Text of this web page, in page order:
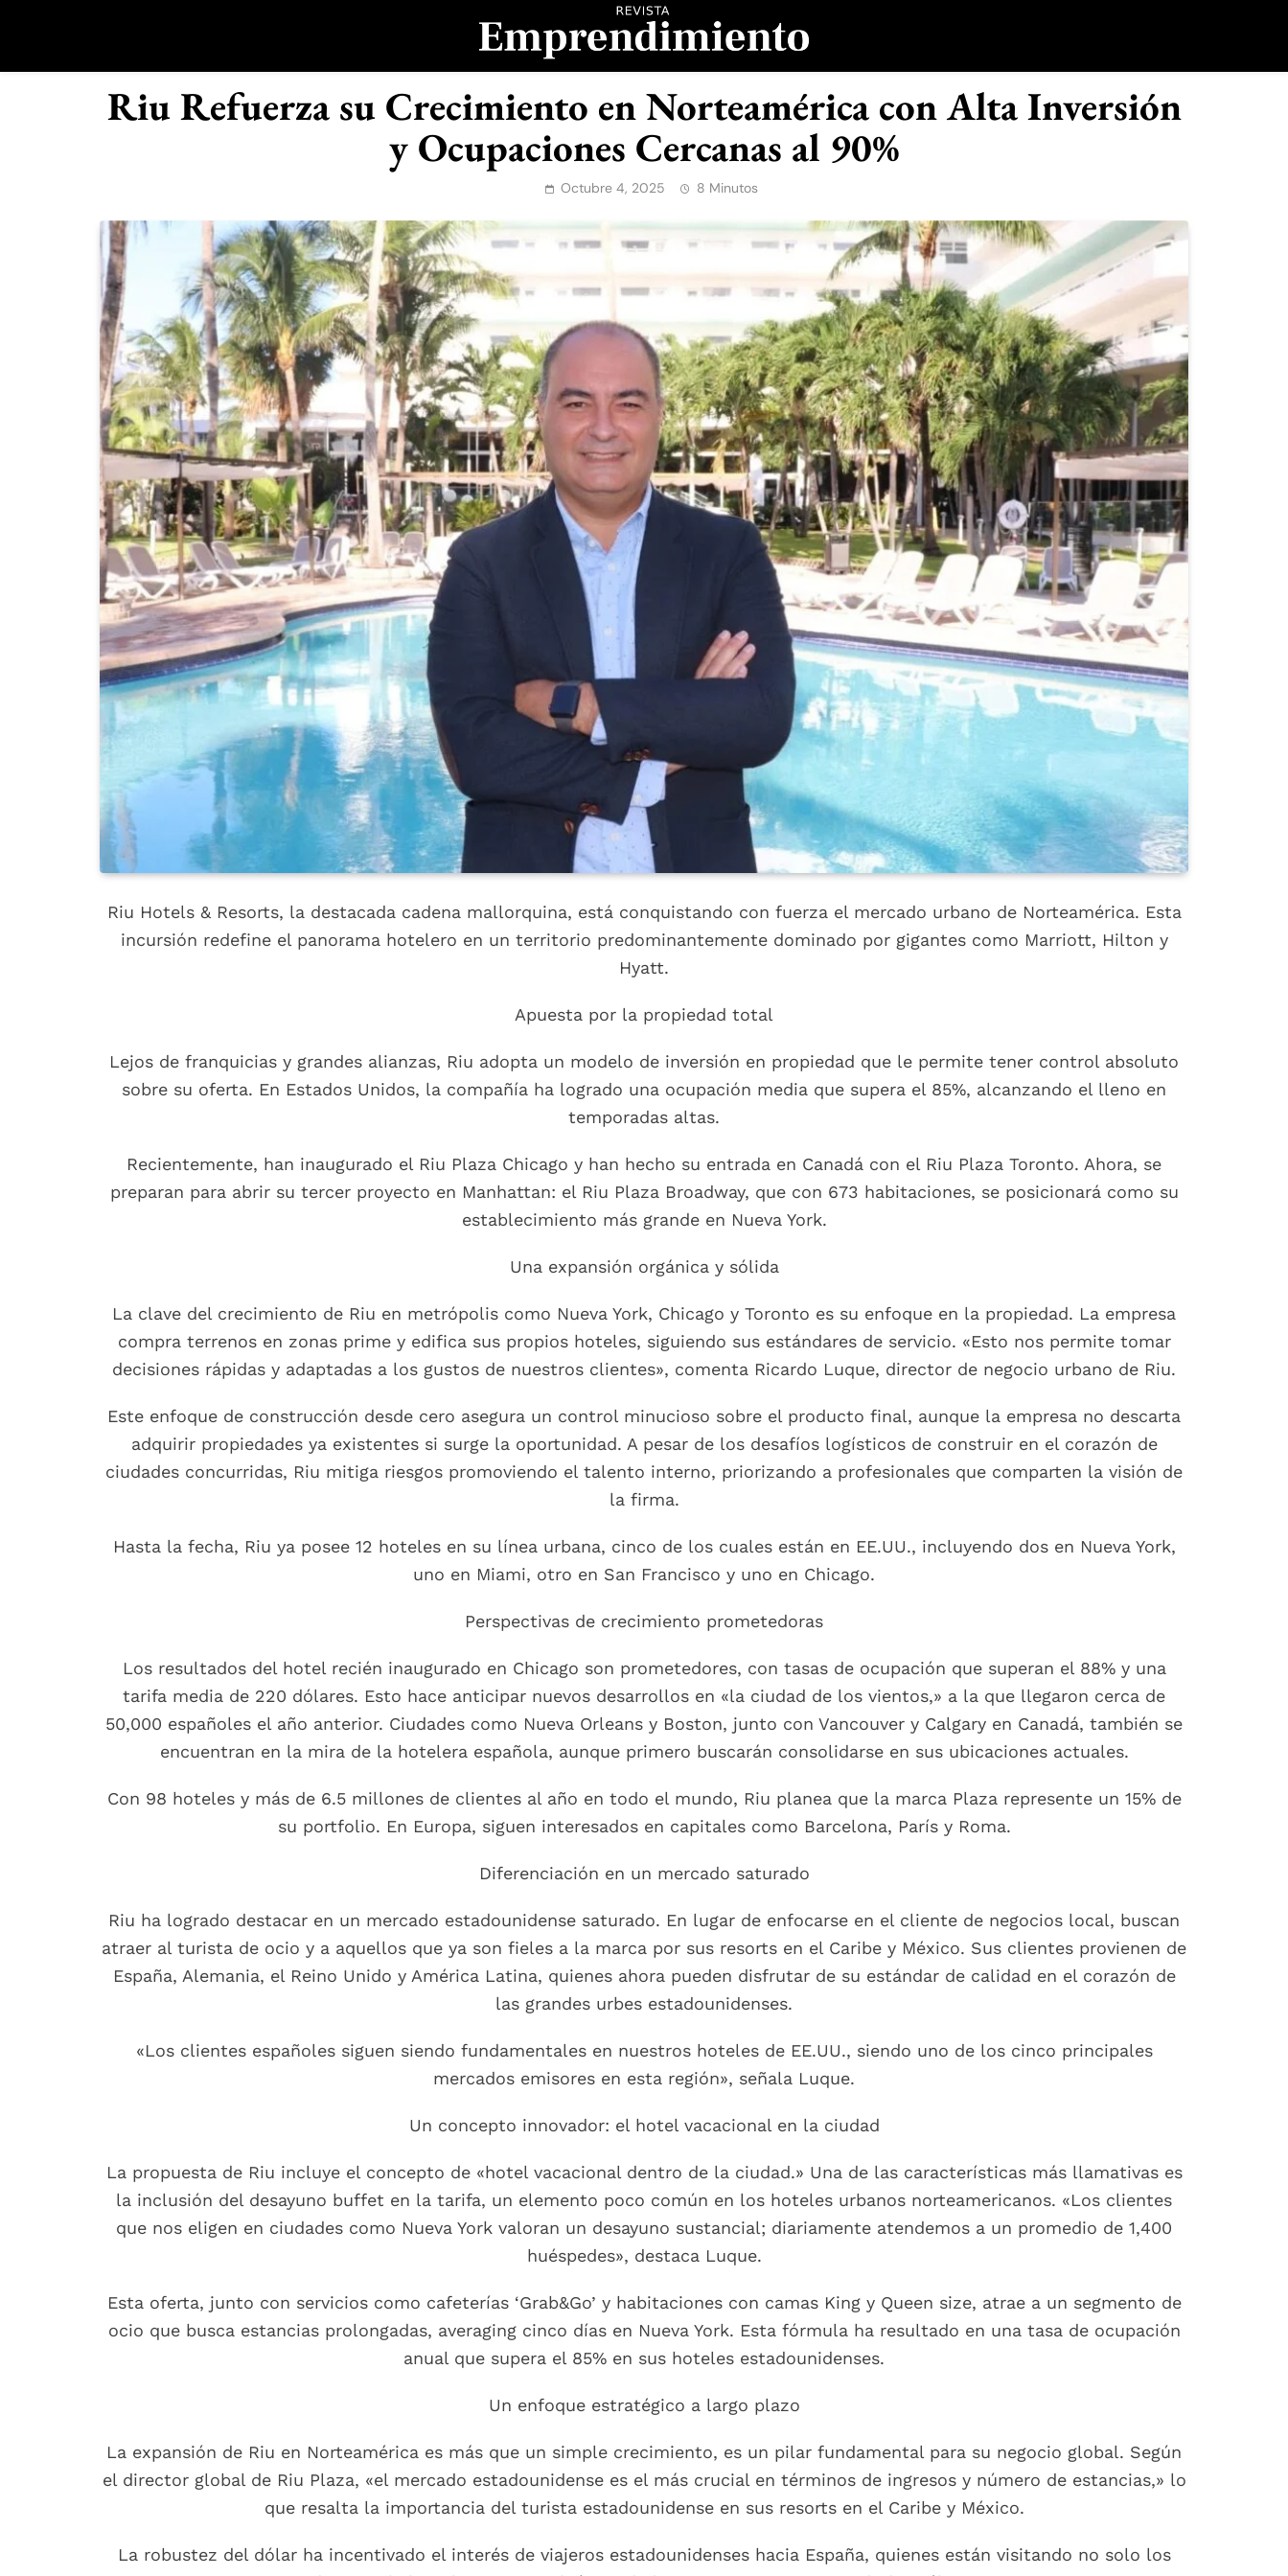
Revista Emprendimiento
Riu Refuerza su Crecimiento en Norteamérica con Alta Inversión
y Ocupaciones Cercanas al 90%
Octubre 4, 2025 8 Minutos
Riu Hotels & Resorts, la destacada cadena mallorquina, está conquistando con fuerza el mercado urbano de Norteamérica. Esta
incursión redefine el panorama hotelero en un territorio predominantemente dominado por gigantes como Marriott, Hilton y
Hyatt.
Apuesta por la propiedad total
Lejos de franquicias y grandes alianzas, Riu adopta un modelo de inversión en propiedad que le permite tener control absoluto
sobre su oferta. En Estados Unidos, la compañía ha logrado una ocupación media que supera el 85%, alcanzando el lleno en
temporadas altas.
Recientemente, han inaugurado el Riu Plaza Chicago y han hecho su entrada en Canadá con el Riu Plaza Toronto. Ahora, se
preparan para abrir su tercer proyecto en Manhattan: el Riu Plaza Broadway, que con 673 habitaciones, se posicionará como su
establecimiento más grande en Nueva York.
Una expansión orgánica y sólida
La clave del crecimiento de Riu en metrópolis como Nueva York, Chicago y Toronto es su enfoque en la propiedad. La empresa
compra terrenos en zonas prime y edifica sus propios hoteles, siguiendo sus estándares de servicio. «Esto nos permite tomar
decisiones rápidas y adaptadas a los gustos de nuestros clientes», comenta Ricardo Luque, director de negocio urbano de Riu.
Este enfoque de construcción desde cero asegura un control minucioso sobre el producto final, aunque la empresa no descarta
adquirir propiedades ya existentes si surge la oportunidad. A pesar de los desafíos logísticos de construir en el corazón de
ciudades concurridas, Riu mitiga riesgos promoviendo el talento interno, priorizando a profesionales que comparten la visión de
la firma.
Hasta la fecha, Riu ya posee 12 hoteles en su línea urbana, cinco de los cuales están en EE.UU., incluyendo dos en Nueva York,
uno en Miami, otro en San Francisco y uno en Chicago.
Perspectivas de crecimiento prometedoras
Los resultados del hotel recién inaugurado en Chicago son prometedores, con tasas de ocupación que superan el 88% y una
tarifa media de 220 dólares. Esto hace anticipar nuevos desarrollos en «la ciudad de los vientos,» a la que llegaron cerca de
50,000 españoles el año anterior. Ciudades como Nueva Orleans y Boston, junto con Vancouver y Calgary en Canadá, también se
encuentran en la mira de la hotelera española, aunque primero buscarán consolidarse en sus ubicaciones actuales.
Con 98 hoteles y más de 6.5 millones de clientes al año en todo el mundo, Riu planea que la marca Plaza represente un 15% de
su portfolio. En Europa, siguen interesados en capitales como Barcelona, París y Roma.
Diferenciación en un mercado saturado
Riu ha logrado destacar en un mercado estadounidense saturado. En lugar de enfocarse en el cliente de negocios local, buscan
atraer al turista de ocio y a aquellos que ya son fieles a la marca por sus resorts en el Caribe y México. Sus clientes provienen de
España, Alemania, el Reino Unido y América Latina, quienes ahora pueden disfrutar de su estándar de calidad en el corazón de
las grandes urbes estadounidenses.
«Los clientes españoles siguen siendo fundamentales en nuestros hoteles de EE.UU., siendo uno de los cinco principales
mercados emisores en esta región», señala Luque.
Un concepto innovador: el hotel vacacional en la ciudad
La propuesta de Riu incluye el concepto de «hotel vacacional dentro de la ciudad.» Una de las características más llamativas es
la inclusión del desayuno buffet en la tarifa, un elemento poco común en los hoteles urbanos norteamericanos. «Los clientes
que nos eligen en ciudades como Nueva York valoran un desayuno sustancial; diariamente atendemos a un promedio de 1,400
huéspedes», destaca Luque.
Esta oferta, junto con servicios como cafeterías ‘Grab&Go’ y habitaciones con camas King y Queen size, atrae a un segmento de
ocio que busca estancias prolongadas, averaging cinco días en Nueva York. Esta fórmula ha resultado en una tasa de ocupación
anual que supera el 85% en sus hoteles estadounidenses.
Un enfoque estratégico a largo plazo
La expansión de Riu en Norteamérica es más que un simple crecimiento, es un pilar fundamental para su negocio global. Según
el director global de Riu Plaza, «el mercado estadounidense es el más crucial en términos de ingresos y número de estancias,» lo
que resalta la importancia del turista estadounidense en sus resorts en el Caribe y México.
La robustez del dólar ha incentivado el interés de viajeros estadounidenses hacia España, quienes están visitando no solo los